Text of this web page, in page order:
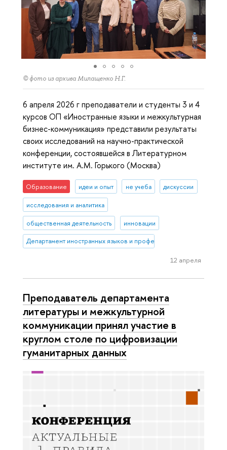
© фото из архива Милащенко Н.Г.
6 апреля 2026 г преподаватели и студенты 3 и 4
курсов ОП «Иностранные языки и межкультурная
бизнес-коммуникация» представили результаты
своих исследований на научно-практической
конференции, состоявшейся в Литературном
институте им. А.М. Горького (Москва)
Образование идеи и опыт не учеба дискуссии
исследования и аналитика
общественная деятельность инновации
Департамент иностранных языков и профессиональной
12 апреля
Преподаватель департамента
литературы и межкультурной
коммуникации принял участие в
круглом столе по цифровизации
гуманитарных данных